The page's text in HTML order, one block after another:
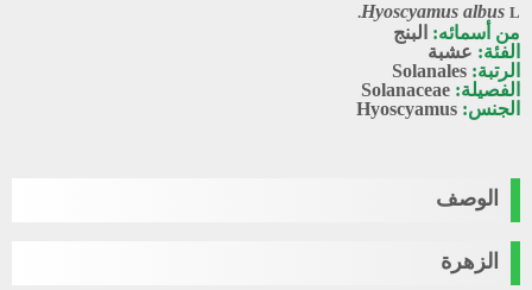
Hyoscyamus albus L.
من أسمائه: البنج
الفئة: عشبة
الرتبة: Solanales
الفصيلة: Solanaceae
الجنس: Hyoscyamus
الوصف
الزهرة